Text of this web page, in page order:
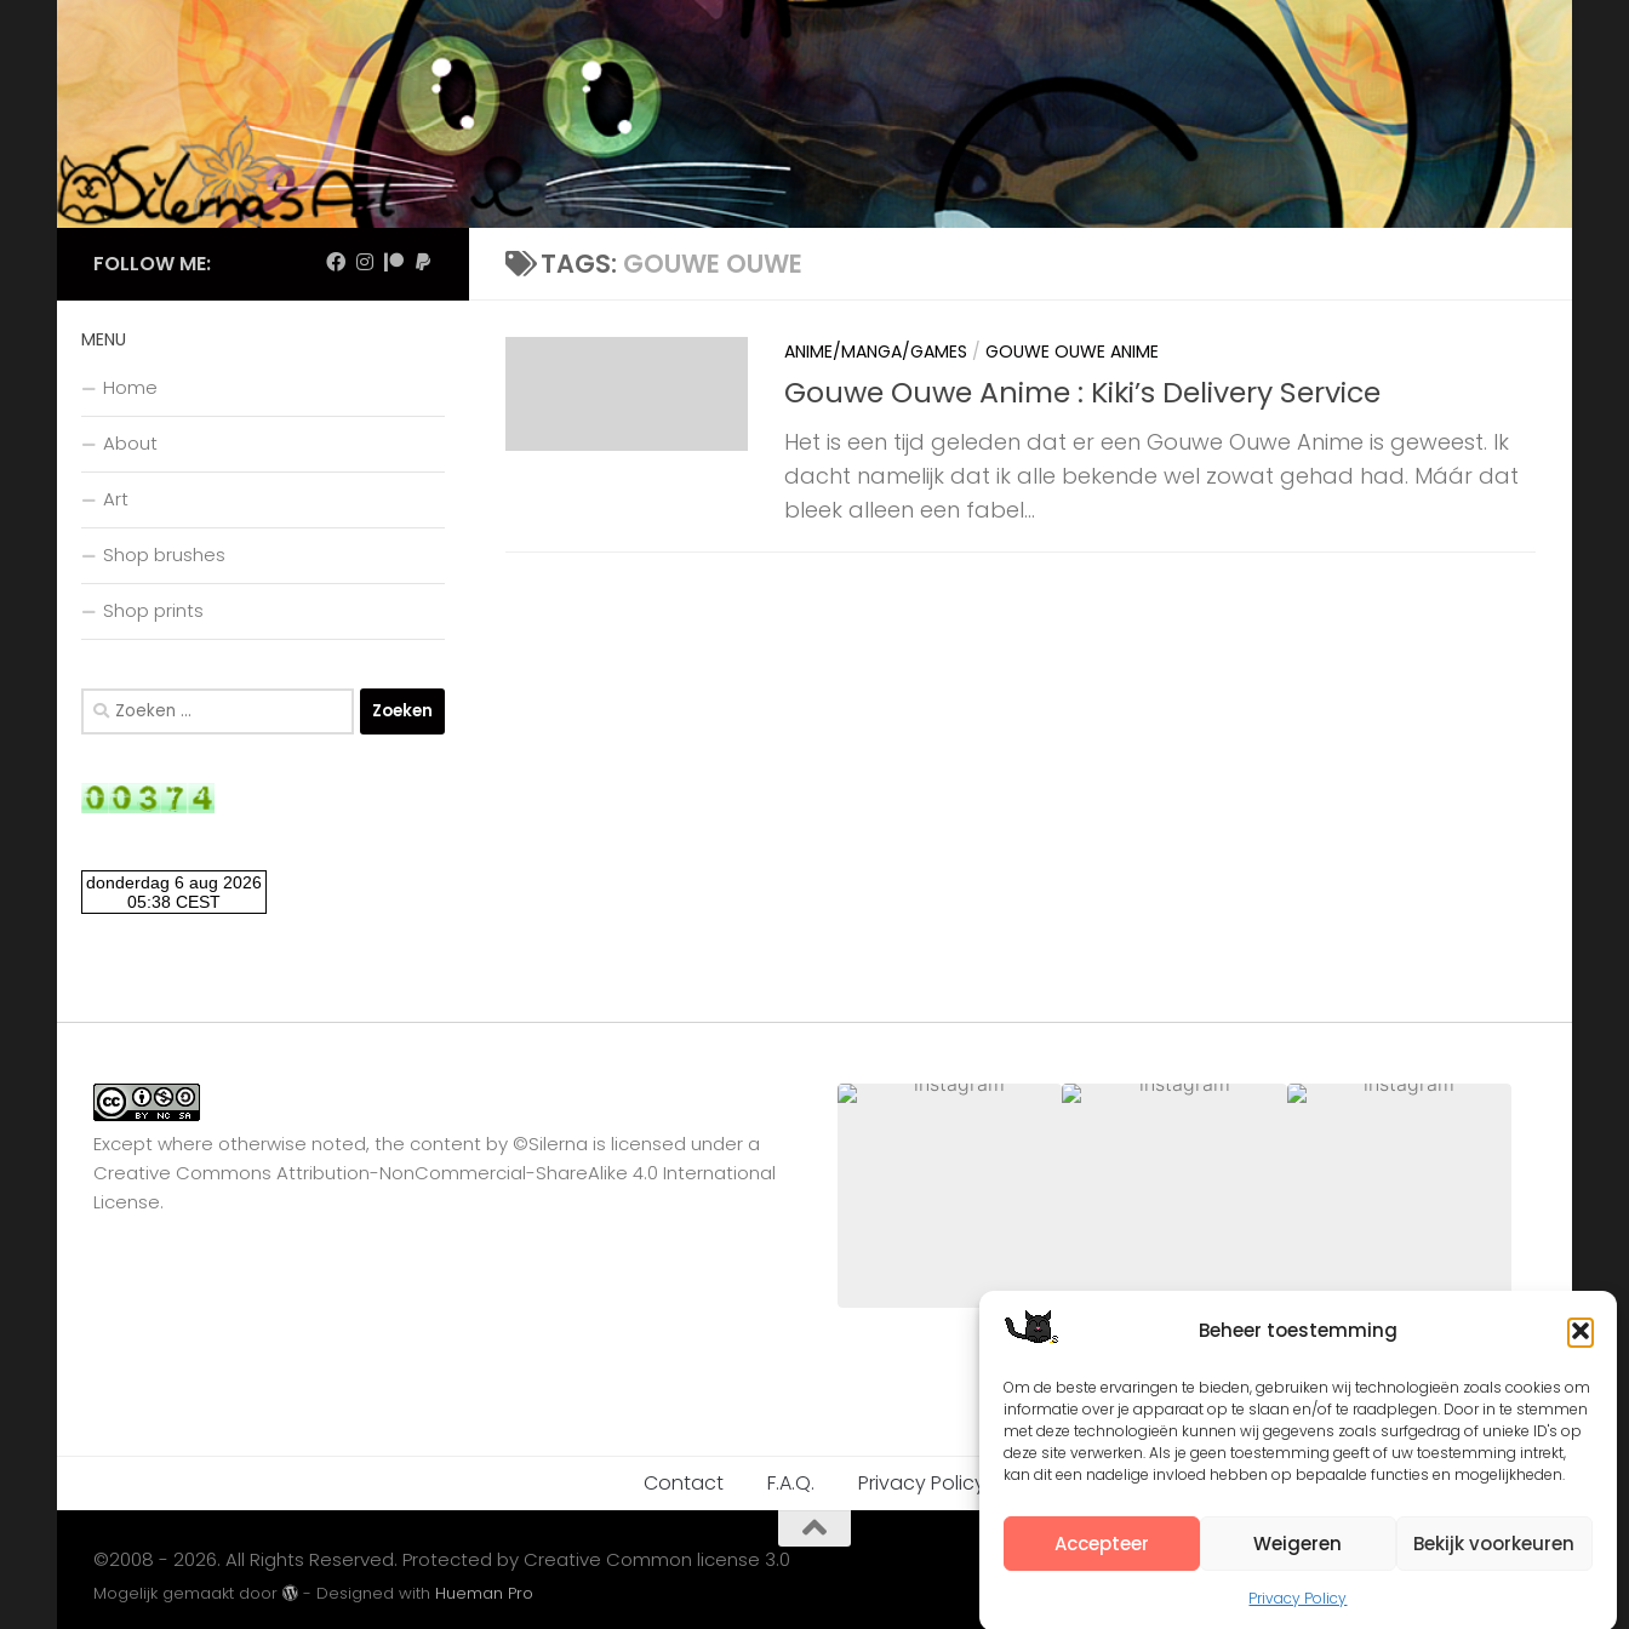
Beheer toestemming
Om de beste ervaringen te bieden, gebruiken wij technologieën zoals cookies om
informatie over je apparaat op te slaan en/of te raadplegen. Door in te stemmen
met deze technologieën kunnen wij gegevens zoals surfgedrag of unieke ID's op
deze site verwerken. Als je geen toestemming geeft of uw toestemming intrekt,
kan dit een nadelige invloed hebben op bepaalde functies en mogelijkheden.
Accepteer Weigeren Bekijk voorkeuren
Privacy Policy
Skip to content
TAGS: GOUWE OUWE
ANIME/MANGA/GAMES / GOUWE OUWE ANIME
Gouwe Ouwe Anime : Kiki’s Delivery Service
Het is een tijd geleden dat er een Gouwe Ouwe Anime is geweest. Ik
dacht namelijk dat ik alle bekende wel zowat gehad had. Máár dat
bleek alleen een fabel...
FOLLOW ME:
MENU
Home
About
Art
Shop brushes
Shop prints
Zoeken
naar:
Except where otherwise noted, the content by ©Silerna is licensed under a
Creative Commons Attribution-NonCommercial-ShareAlike 4.0 International
License.
Contact F.A.Q. Privacy Policy
©2008 - 2026. All Rights Reserved. Protected by Creative Common license 3.0
Mogelijk gemaakt door - Designed with Hueman Pro